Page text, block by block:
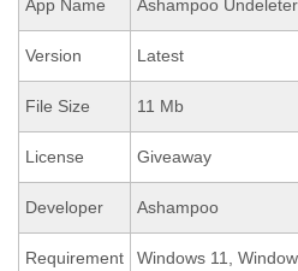
App Name Ashampoo Undeleter
Version Latest
File Size 11 Mb
License Giveaway
Developer Ashampoo
Requirement
Windows 11,